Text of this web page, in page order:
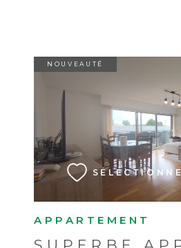
APPARTEMENT
NOUVEAUTÉ
VOIR LE